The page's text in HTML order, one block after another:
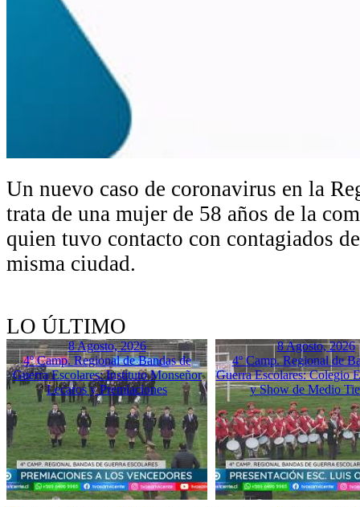
Un nuevo caso de coronavirus en la
trata de una mujer de 58 años de la
quien tuvo contacto con contagiados
misma ciudad.
LO ÚLTIMO
8 Agosto, 2026
4º Camp. Regional de Bandas de
Guerra Escolares: Instituto Monseñor
Lecaros y Premiaciones
8 Agosto, 2026
4º Camp. Regional de
Guerra Escolares: Colegio
y Show de Medio